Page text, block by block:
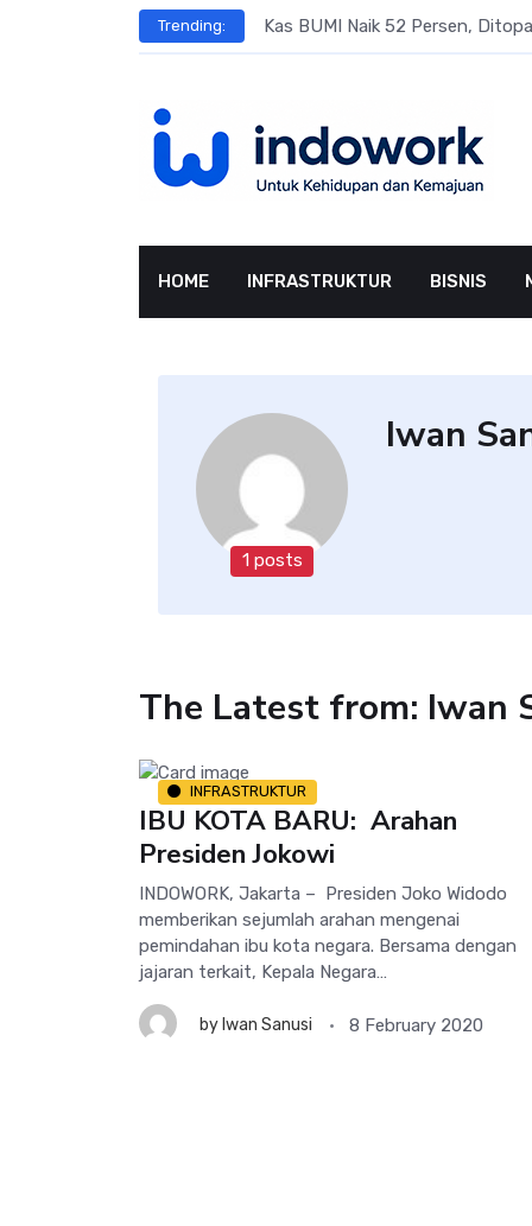
Trending: Kas BUMI Naik 52 Persen,
HOME INFRASTRUKTUR BISNIS
1 posts
Iwan
The Latest from: Iwan
INFRASTRUKTUR
IBU KOTA BARU: Arahan
Presiden Jokowi
INDOWORK, Jakarta – Presiden Joko Widodo
memberikan sejumlah arahan mengenai
pemindahan ibu kota negara. Bersama dengan
jajaran terkait, Kepala Negara…
byIwan Sanusi 8 February 2020